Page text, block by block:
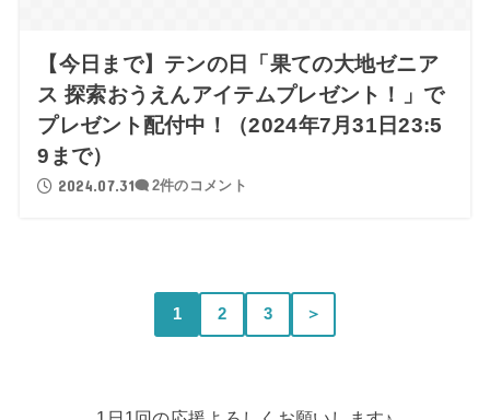
【今日まで】テンの日「果ての大地ゼニア
ス 探索おうえんアイテムプレゼント！」で
プレゼント配付中！（2024年7月31日23:5
9まで）
2024.07.31 2件のコメント
1 2 3 ＞